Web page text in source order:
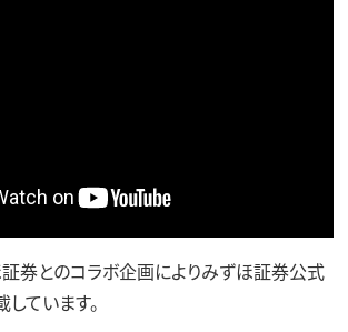
券とのコラボ企画によりみずほ証券公式
ています。